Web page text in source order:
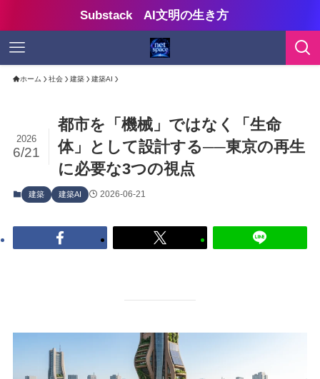
Substack AI文明の生き方
ホーム 社会 建築 建築AI
都市を「機械」ではなく「生命
体」として設計する──東京の再生
に必要な3つの視点
2026
6/21
建築 建築AI 2026-06-21